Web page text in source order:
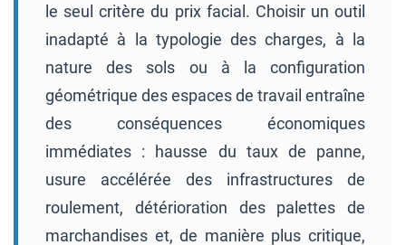
le seul critère du prix facial. Choisir un outil
inadapté à la typologie des charges, à la
nature des sols ou à la configuration
géométrique des espaces de travail entraîne
des conséquences économiques
immédiates : hausse du taux de panne,
usure accélérée des infrastructures de
roulement, détérioration des palettes de
marchandises et, de manière plus critique,